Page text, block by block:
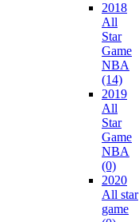
2018
All
Star
Game
NBA
(14)
2019
All
Star
Game
NBA
(0)
2020
All star
game